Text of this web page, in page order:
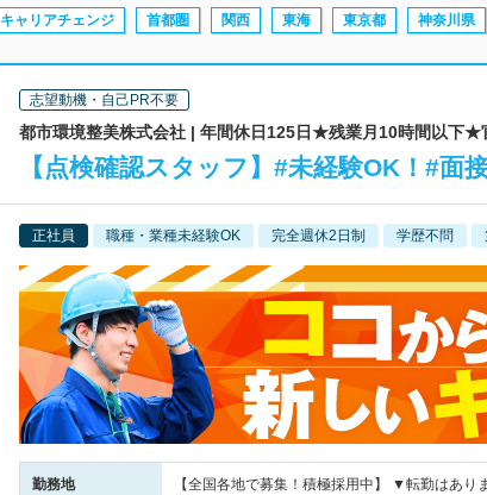
キャリアチェンジ 首都圏 関西 東海 東京都 神奈川県
志望動機・自己PR不要
都市環境整美株式会社 | 年間休日125日★残業月10時間以下★
【点検確認スタッフ】#未経験OK！#面
正社員 職種・業種未経験OK 完全週休2日制 学歴不問
勤務地
【全国各地で募集！積極採用中】 ▼転勤はあ